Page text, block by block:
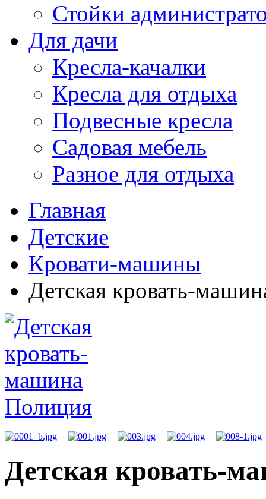
Стойки
Для дачи
Кресла-качалки
Кресла для отдыха
Подвесные кресла
Садовая мебель
Разное для отдыха
Главная
Детские
Кровати-машины
Детская кровать-
Детская кровать-